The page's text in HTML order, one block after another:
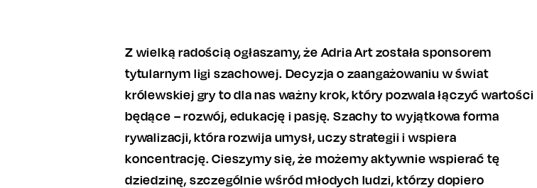
Z wielką radością ogłaszamy, że Adria Art została sponsorem
tytularnym ligi szachowej. Decyzja o zaangażowaniu w świat
królewskiej gry to dla nas ważny krok, który pozwala łączyć wartości
będące – rozwój, edukację i pasję. Szachy to wyjątkowa forma
rywalizacji, która rozwija umysł, uczy strategii i wspiera
koncentrację. Cieszymy się, że możemy aktywnie wspierać tę
dziedzinę, szczególnie wśród młodych ludzi, którzy dopiero